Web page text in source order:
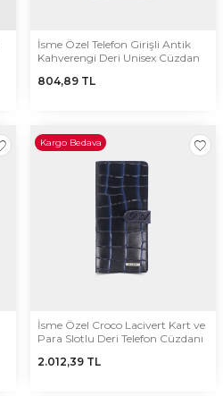
İsme Özel Telefon Girişli Antik
Kahverengi Deri Unisex Cüzdan
804,89 TL
Kargo Bedava
İsme Özel Croco Lacivert Kart ve
Para Slotlu Deri Telefon Cüzdanı
2.012,39 TL